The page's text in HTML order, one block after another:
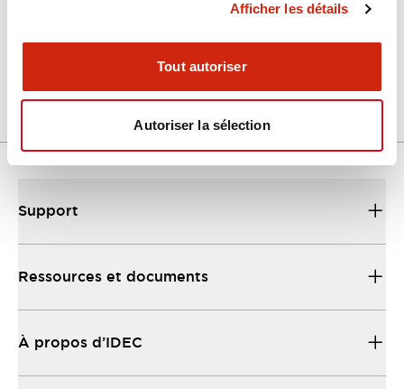
Afficher les détails
Tout autoriser
Autoriser la sélection
Support
Ressources et documents
À propos d’IDEC